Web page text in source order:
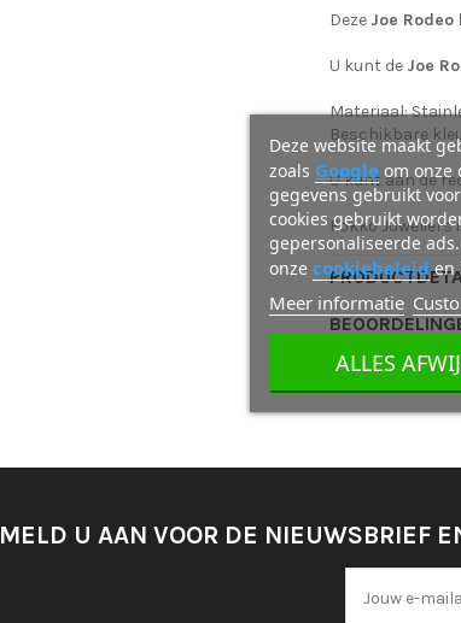
Deze Joe
U kunt de Joe
Materiaal:
Beschikbare
U kunt aan de
Fokko
MELD U AAN VOOR DE NIEUWSBRIEF
Deze website maakt
zoals Googleom onze
gegevens gebruikt
cookies gebruikt
gepersonaliseerde
onze cookiebeleid en
Meer informatie
ALLES